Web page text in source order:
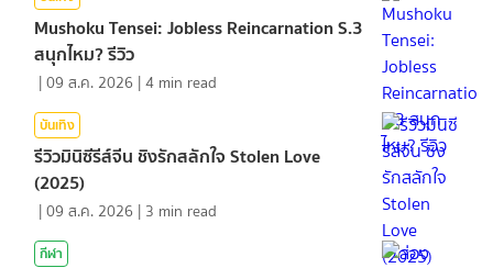
Mushoku Tensei: Jobless Reincarnation S.3
สนุกไหม? รีวิว
|09 ส.ค. 2026 |4 min read
บันเทิง
รีวิวมินิซีรีส์จีน ชิงรักสลักใจ Stolen Love
(2025)
|09 ส.ค. 2026 | 3 min read
กีฬา